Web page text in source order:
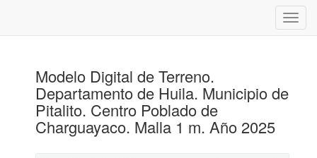
Modelo Digital de Terreno.
Departamento de Huila. Municipio de
Pitalito. Centro Poblado de
Charguayaco. Malla 1 m. Año 2025